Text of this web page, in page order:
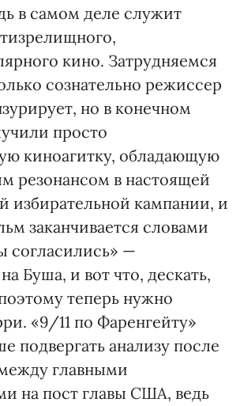
в самом деле служит
кино. Затрудняемся
сознательно режиссер
но в конечном
просто
киноагитку, обладающую
резонансом в настоящей
избирательной кампании, и
заканчивается словами
—
Буша, и вот что, дескать,
теперь нужно
«9/11 по Фаренгейту»
подвергать анализу после
главными
на пост главы США, ведь